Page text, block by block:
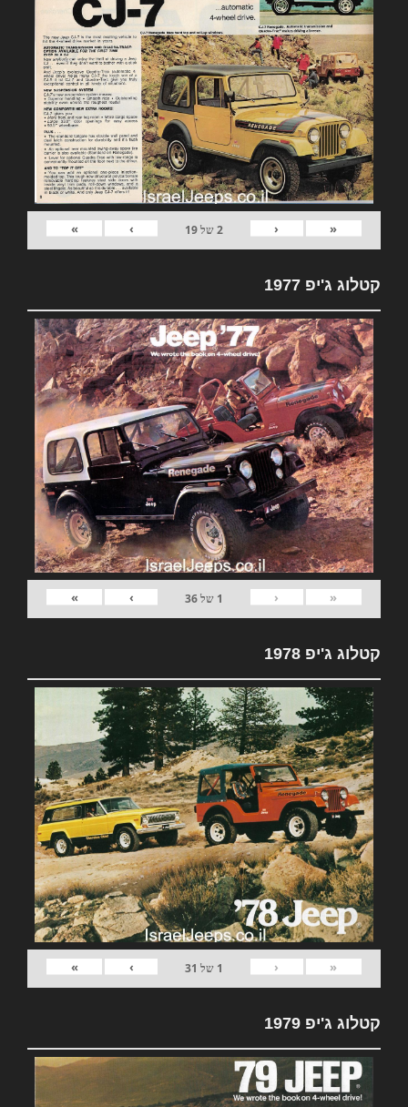
«
‹
2של19
›
»
קטלוג ג'יפ 1977
«
‹
1 של36
›
»
קטלוג ג'יפ 1978
«
‹
1 של 31
›
»
קטלוג ג'יפ 1979